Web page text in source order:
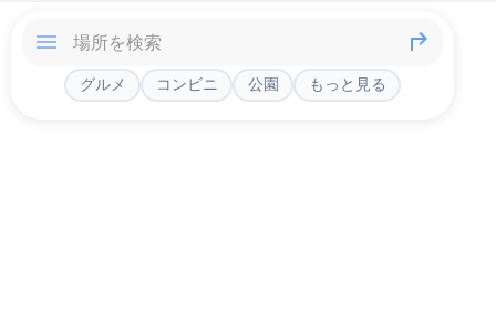
グルメ コンビニ 公園 もっと見る